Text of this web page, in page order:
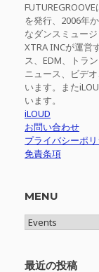
を発行、2006年
なダンスミュー
XTRA INCが運営
ス、EDM、トラ
ニュース、ビデ
います。また
います。
iLOUD
お問い合わせ
プライバシーポ
免責条項
MENU
MENU
最近の投稿